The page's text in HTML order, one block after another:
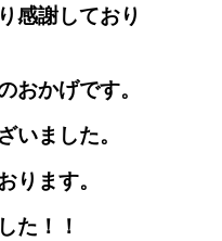
感謝しており
おかげです。
いました。
ります。
た！！